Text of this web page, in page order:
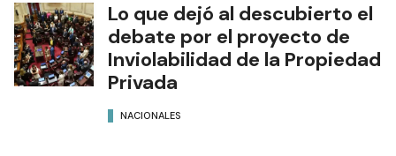
Lo que dejó al descubierto el
debate por el proyecto de
Inviolabilidad de la Propiedad
Privada
NACIONALES